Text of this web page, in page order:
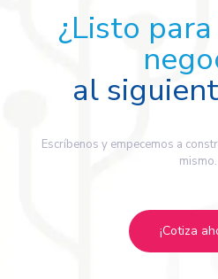
¿Listo
al
Escríbenos y empecemos a
mismo.
¡Cotiza